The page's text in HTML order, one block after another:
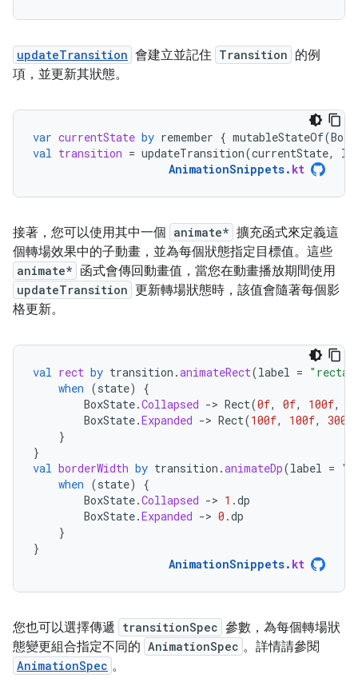
updateTransition 會建立並記住 Transition 的例
項，並更新其狀態。
var currentState by remember { mutableStateOf(
val transition = updateTransition(currentState,
AnimationSnippets. kt
接著，您可以使用其中一個 animate* 擴充函式來定義這
個轉場效果中的子動畫，並為每個狀態指定目標值。這些
animate* 函式會傳回動畫值，當您在動畫播放期間使用
updateTransition 更新轉場狀態時，該值會隨著每個影
格更新。
val rect by transition .animateRect(label =
when (state)
{
BoxState.Collapsed -> Rect(0f, 0f, 100f,
BoxState.Expanded -> Rect(100f, 100f, 300f
}
}
val borderWidth by transition .animateDp(label =
when (state)
{
BoxState.Collapsed -> 1.dp
BoxState.Expanded -> 0.dp
}
}
AnimationSnippets. kt
您也可以選擇傳遞 transitionSpec 參數，為每個轉場狀
態變更組合指定不同的 AnimationSpec 。詳情請參閱
AnimationSpec 。